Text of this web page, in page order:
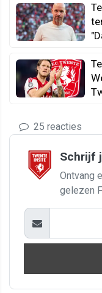
25 reacties
Schrijf
Ontvang
gelezen